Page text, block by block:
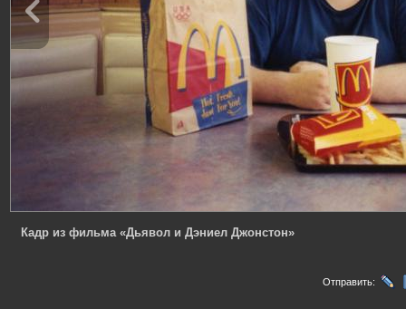
Кадр из фильма «Дьявол и Дэниел Джонстон»
Отправить: